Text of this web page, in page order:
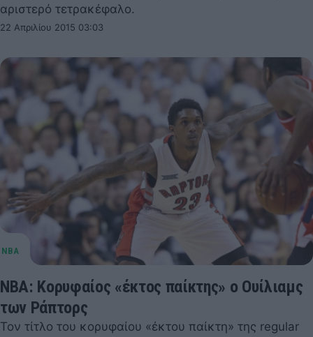
αριστερό τετρακέφαλο.
22 Απριλίου 2015 03:03
NBA: Κορυφαίος «έκτος παίκτης» ο Ουίλιαμς
των Ράπτορς
Τον τίτλο του κορυφαίου «έκτου παίκτη» της regular